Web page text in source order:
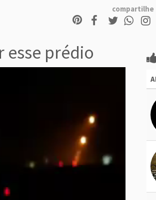
compartilhe
esse prédio